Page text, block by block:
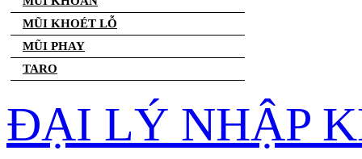
MŨI KHOÉT LỖ
MŨI PHAY
TARO
ĐẠI LÝ NHẬP